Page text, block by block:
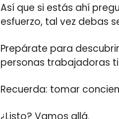
Así que si estás ahí
esfuerzo, tal vez debas
Prepárate para
personas trabajadoras
Recuerda: tomar
¿Listo? Vamos allá.